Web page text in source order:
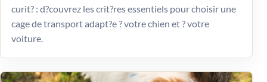
curit? : d?couvrez les crit?res essentiels pour choisir une
cage de transport adapt?e ? votre chien et ? votre
voiture.